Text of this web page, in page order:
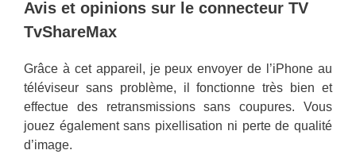
Avis et opinions sur le connecteur TV
TvShareMax
Grâce à cet appareil, je peux envoyer de l’iPhone au
téléviseur sans problème, il fonctionne très bien et
effectue des retransmissions sans coupures. Vous
jouez également sans pixellisation ni perte de qualité
d’image.